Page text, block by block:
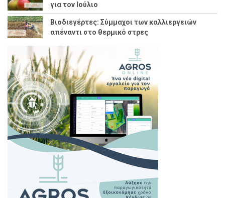
για τον Ιούλιο
Βιοδιεγέρτες: Σύμμαχοι των καλλιεργειών
απέναντι στο θερμικό στρες